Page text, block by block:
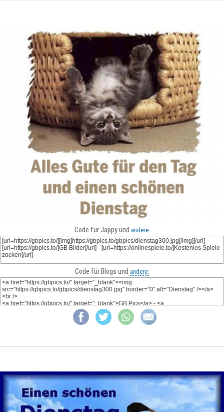
Code für Jappy und andere:
Code für Blogs und andere: